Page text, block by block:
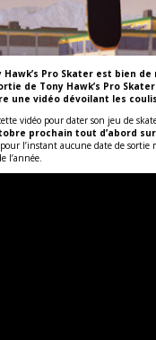
Hawk’s Pro Skater est bien
de Tony Hawk’s Pro
une vidéo dévoilant les
vidéo pour dater son jeu de
prochain tout d’abord sur
l’instant aucune date de sortie
l’année.